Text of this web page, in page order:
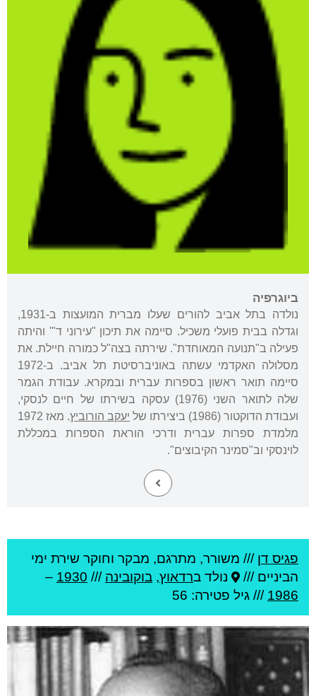
ביוגרפיה
נולדה בתל אביב להורים שעלו מברית המועצות ב-1931,
וגדלה בבית פועלי משכיל. סיימה את תיכון "עירוני ד"' והיתה
פעילה ב"תנועה המאוחדת". שירתה בצה"ל כמורה חיילת. את
מסלולה האקדמי עשתה באוניברסיטת תל אביב. ב-1972
סיימה תואר ראשון בספרות עברית ובמקרא. עבודת הגמר
שלה לתואר השני (1976) עסקה בשירתו של חיים לנסקי,
ועבודת הדוקטור (1986) ביצירתו של
יעקב הורוביץ
. מאז 1972
מלמדת ספרות עברית ודרכי הוראת הספרות במכללת
לוינסקי וב"סמינר הקיבוצים".
פגיס דן /// משורר, מתרגם, מבקר וחוקר שירת ימי
הביניים ///
נולד ברדאוץ, בוקובינה ///
1930
–
1986 /// גיל פטירה: 56